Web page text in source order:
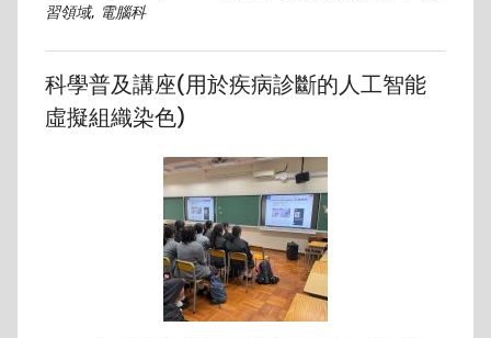
習領域, 電腦科
科學普及講座(用於疾病診斷的人工智能
虛擬組織染色)